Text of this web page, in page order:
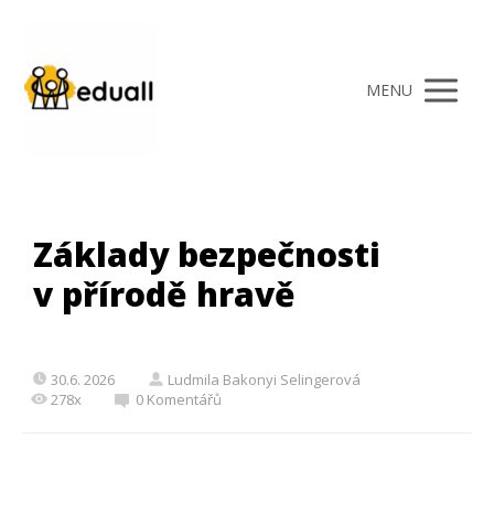
MENU
Základy bezpečnosti
v přírodě hravě
30.6. 2026
Ludmila Bakonyi Selingerová
278x
0 Komentářů